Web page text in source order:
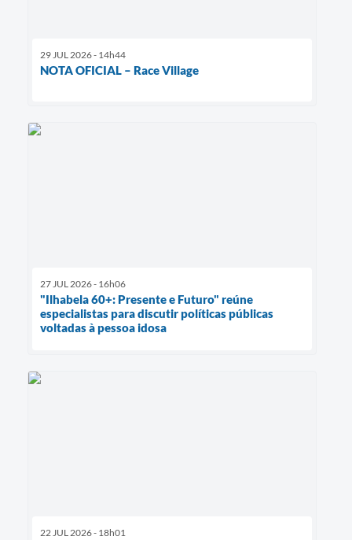
29 JUL 2026 - 14h44
NOTA OFICIAL – Race Village
27 JUL 2026 - 16h06
"Ilhabela 60+: Presente e Futuro" reúne
especialistas para discutir políticas públicas
voltadas à pessoa idosa
22 JUL 2026 - 18h01